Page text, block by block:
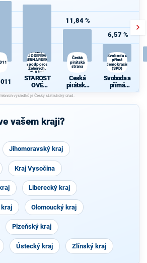
(STAN) s
JOSEFEM
BERNARDEM
a podporou
Zelených,
PRO Plzeň a
Idealistů
STAROST
OVÉ
(STAN) s
JOSEFEM
BERNARD
podporou
a Idealistů
11,84 %
Česká
pirátská
strana
Česká
pirátská
strana
6,57 %
Svoboda a
přímá
demokracie
(SPD)
Svoboda a
přímá
demokraci
vašem kraji?
Jihomoravský kraj
Kraj Vysočina
Liberecký kraj
Olomoucký kraj
Plzeňský kraj
Ústecký kraj Zlínský kraj